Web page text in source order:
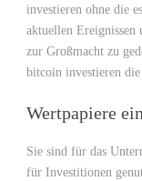
investieren ohne die
aktuellen
zur Großmacht zu
bitcoin investieren
Wertpapiere
Sie sind für das
für Investitionen